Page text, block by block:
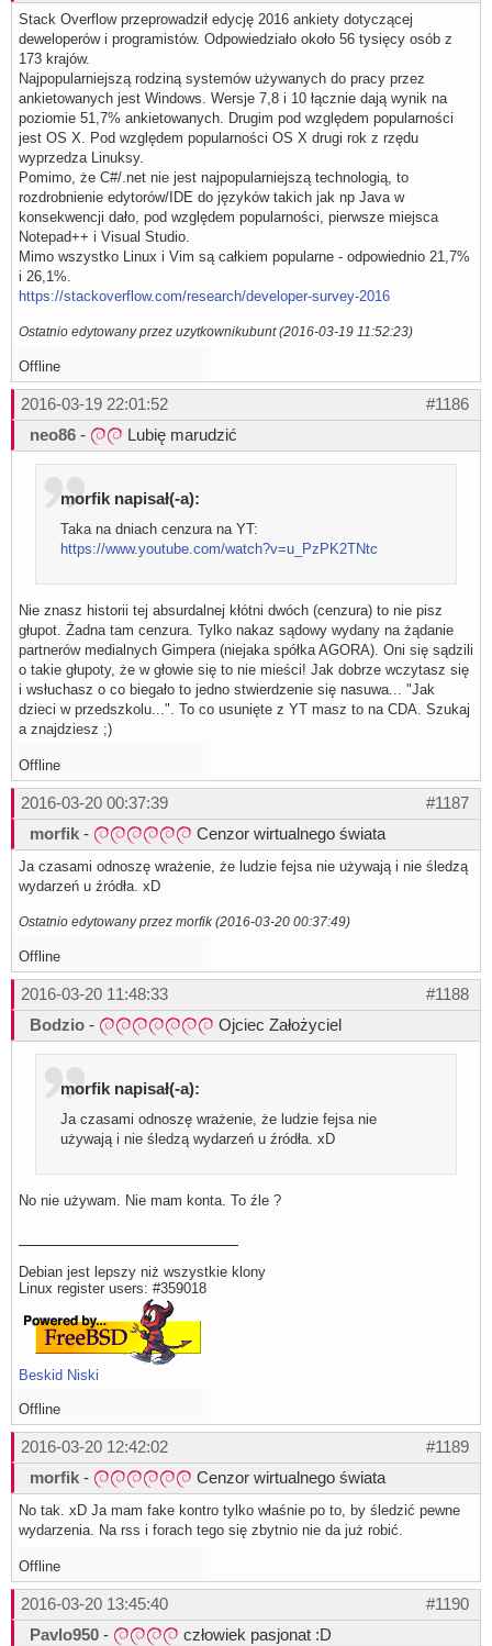
Stack Overflow przeprowadził edycję 2016 ankiety dotyczącej
deweloperów i programistów. Odpowiedziało około 56 tysięcy osób z
173 krajów.
Najpopularniejszą rodziną systemów używanych do pracy przez
ankietowanych jest Windows. Wersje 7,8 i 10 łącznie dają wynik na
poziomie 51,7% ankietowanych. Drugim pod względem popularności
jest OS X. Pod względem popularności OS X drugi rok z rzędu
wyprzedza Linuksy.
Pomimo, że C#/.net nie jest najpopularniejszą technologią, to
rozdrobnienie edytorów/IDE do języków takich jak np Java w
konsekwencji dało, pod względem popularności, pierwsze miejsca
Notepad++ i Visual Studio.
Mimo wszystko Linux i Vim są całkiem popularne - odpowiednio 21,7%
i 26,1%.
https://stackoverflow.com/research/developer-survey-2016
Ostatnio edytowany przez uzytkownikubunt (2016-03-19 11:52:23)
Offline
#1186
2016-03-19 22:01:52
neo86 - Lubię marudzić
morfik napisał(-a):
Taka na dniach cenzura na YT:
https://www.youtube.com/watch?v=u_PzPK2TNtc
Nie znasz historii tej absurdalnej kłótni dwóch (cenzura) to nie pisz
głupot. Żadna tam cenzura. Tylko nakaz sądowy wydany na żądanie
partnerów medialnych Gimpera (niejaka spółka AGORA). Oni się sądzili
o takie głupoty, że w głowie się to nie mieści! Jak dobrze wczytasz się
i wsłuchasz o co biegało to jedno stwierdzenie się nasuwa... "Jak
dzieci w przedszkolu...". To co usunięte z YT masz to na CDA. Szukaj
a znajdziesz ;)
Offline
#1187
2016-03-20 00:37:39
morfik - Cenzor wirtualnego świata
Ja czasami odnoszę wrażenie, że ludzie fejsa nie używają i nie śledzą
wydarzeń u źródła. xD
Ostatnio edytowany przez morfik (2016-03-20 00:37:49)
Offline
#1188
2016-03-20 11:48:33
Bodzio - Ojciec Założyciel
morfik napisał(-a):
Ja czasami odnoszę wrażenie, że ludzie fejsa nie
używają i nie śledzą wydarzeń u źródła. xD
No nie używam. Nie mam konta. To źle ?
Debian jest lepszy niż wszystkie klony
Linux register users: #359018
Beskid Niski
Offline
#1189
2016-03-20 12:42:02
morfik - Cenzor wirtualnego świata
No tak. xD Ja mam fake kontro tylko właśnie po to, by śledzić pewne
wydarzenia. Na rss i forach tego się zbytnio nie da już robić.
Offline
#1190
2016-03-20 13:45:40
Pavlo950 - człowiek pasjonat :D